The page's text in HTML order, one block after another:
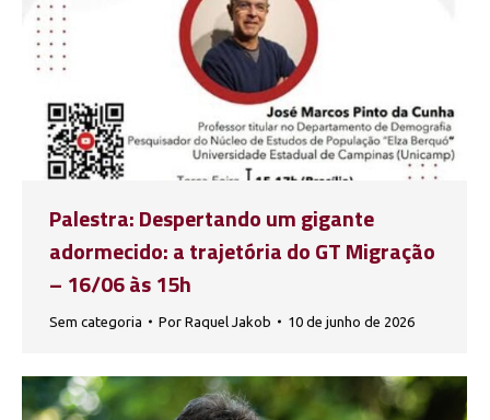
Palestra: Despertando um gigante
adormecido: a trajetória do GT Migração
– 16/06 às 15h
Sem categoria Por Raquel Jakob 10 de junho de 2026